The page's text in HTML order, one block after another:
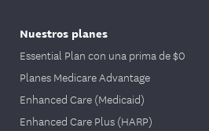
Nuestros planes
Essential Plan con una prima de $0
Planes Medicare Advantage
Enhanced Care (Medicaid)
Enhanced Care Plus (HARP)